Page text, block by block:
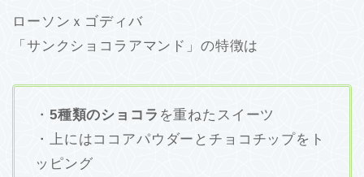
ローソンｘゴディバ
「サンクショコラアマンド」の特徴は
・ 5種類のショコラ を重ねたスイーツ
・上にはココアパウダーとチョコチップをト
ッピング